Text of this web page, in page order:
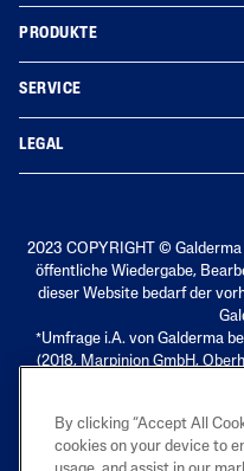
PRODUKTE
SERVICE
LEGAL
2023 COPYRIGHT ©
öffentliche Wiedergabe,
dieser Website bedarf der
*Umfrage i.A. von Galderma
(2018, Marpinion GmbH,
By clicking “Accept All
cookies on your device to